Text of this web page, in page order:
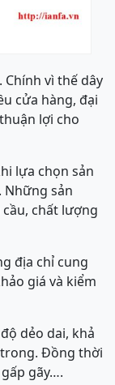
vì thế dây
cửa hàng, đại
lợi cho
lựa chọn sản
Những sản
chất lượng
địa chỉ cung
giá và kiểm
dẻo dai, khả
trong. Đồng thời
gãy….